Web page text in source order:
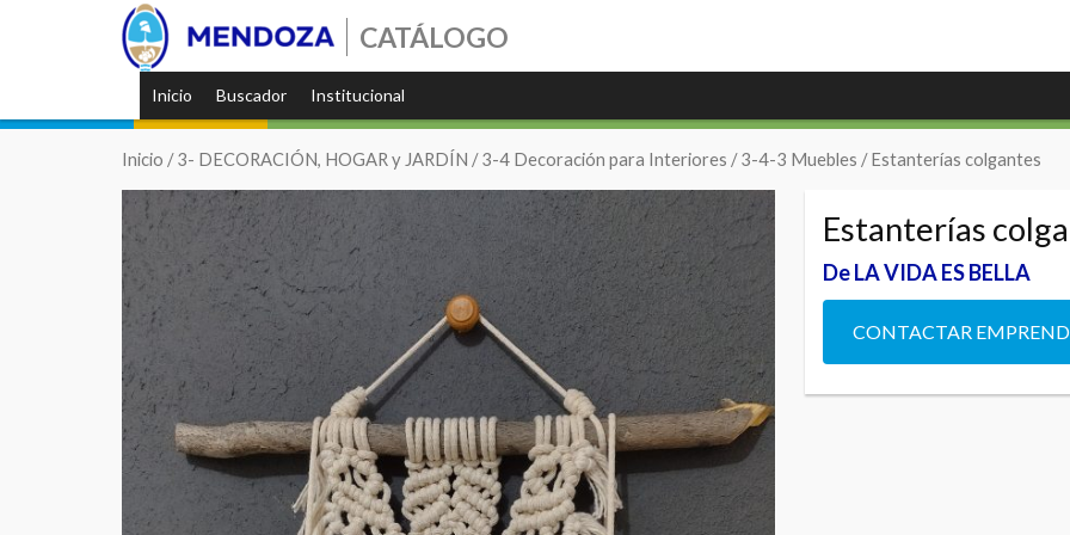
CATÁLOGO
Inicio Buscador Institucional
Inicio /3- DECORACIÓN, HOGAR y JARDÍN /3-4 Decoración para Interiores /3-4-3 Muebles / Estanterías colgantes
Estanterías
De LA VIDA ES BELLA
CONTACTAR